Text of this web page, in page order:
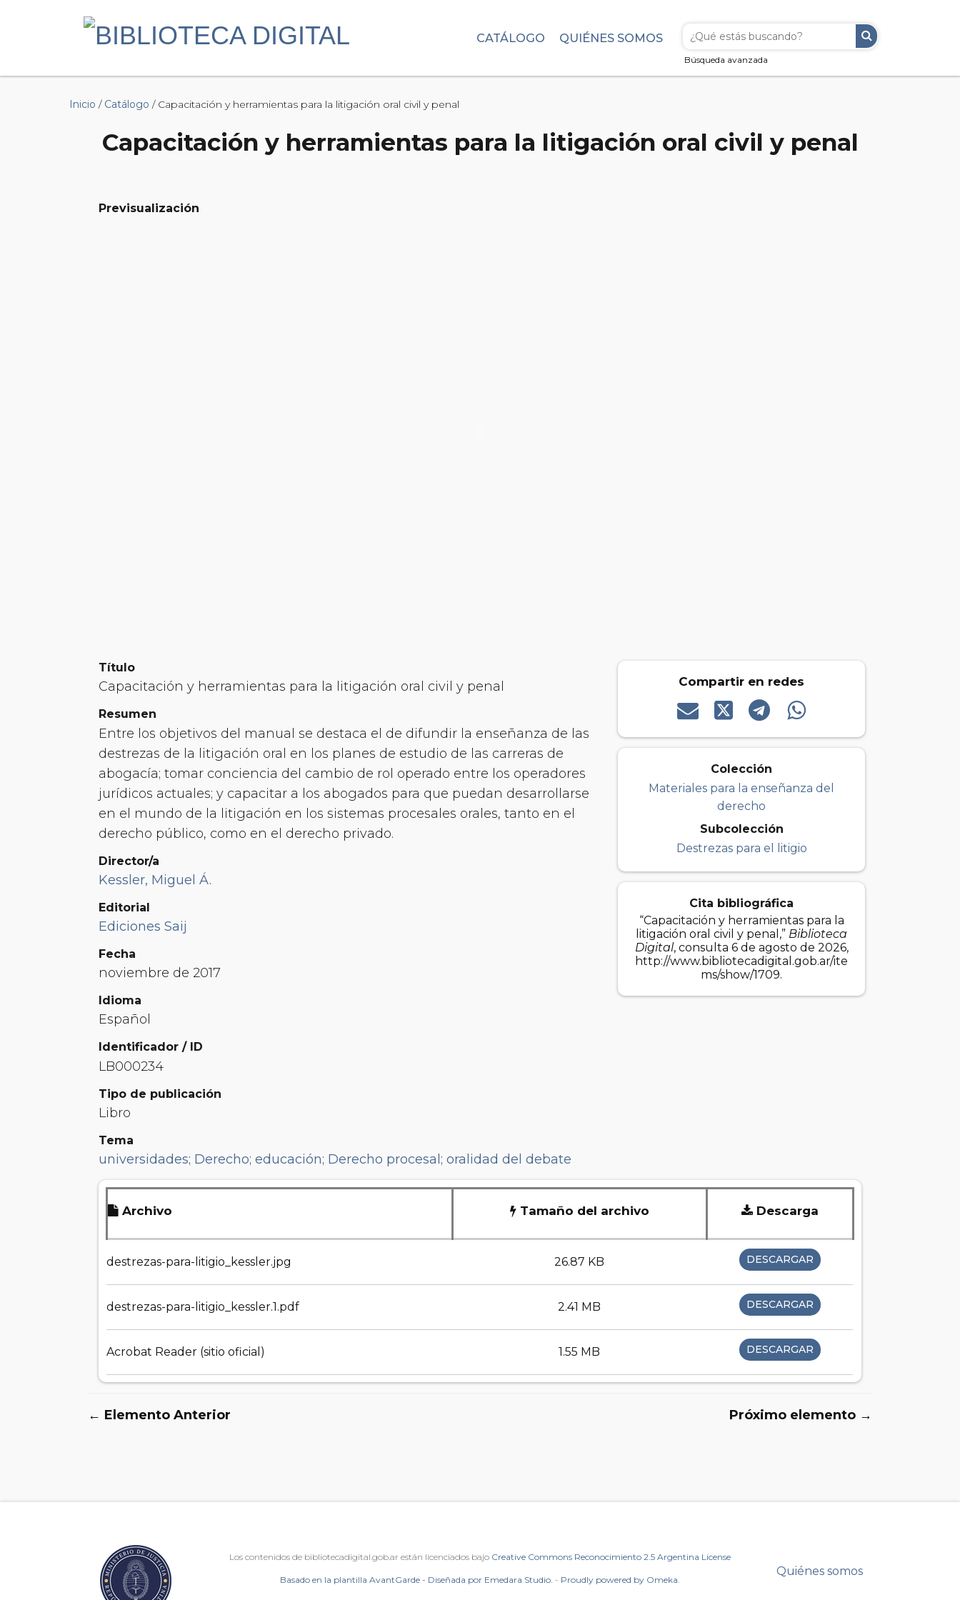
Búsqueda avanzada
CATÁLOGO QUIÉNES SOMOS
Inicio / Catálogo / Capacitación y herramientas para la litigación oral civil y penal
Capacitación y herramientas para la litigación oral civil y penal
Previsualización
Título
Capacitación y herramientas para la litigación oral civil y penal
Resumen
Entre los objetivos del manual se destaca el de difundir la enseñanza de las
destrezas de la litigación oral en los planes de estudio de las carreras de
abogacía; tomar conciencia del cambio de rol operado entre los operadores
jurídicos actuales; y capacitar a los abogados para que puedan desarrollarse
en el mundo de la litigación en los sistemas procesales orales, tanto en el
derecho público, como en el derecho privado.
Director/a
Kessler, Miguel Á.
Editorial
Ediciones Saij
Fecha
noviembre de 2017
Idioma
Español
Identificador / ID
LB000234
Tipo de publicación
Libro
Tema
universidades; Derecho; educación; Derecho procesal ; oralidad del debate
Compartir en redes
Colección
Materiales para la enseñanza del
derecho
Subcolección
Destrezas para el litigio
Cita bibliográfica
“Capacitación y herramientas para la
litigación oral civil y penal,” Biblioteca
Digital, consulta 6 de agosto de 2026,
http://www.bibliotecadigital.gob.ar/ite
ms/show/1709.
Archivo Tamaño del archivo Descarga
destrezas-para-litigio_kessler.jpg 26.87 KB DESCARGAR
destrezas-para-litigio_kessler.1.pdf 2.41 MB DESCARGAR
Acrobat Reader (sitio oficial) 1.55 MB DESCARGAR
← Elemento Anterior Próximo elemento →
Los contenidos de bibliotecadigital.gob.ar están licenciados bajo Creative Commons Reconocimiento 2.5 Argentina License
Basado en la plantilla AvantGarde - Diseñada por Emedara Studio. - Proudly powered by Omeka.
Quiénes somos